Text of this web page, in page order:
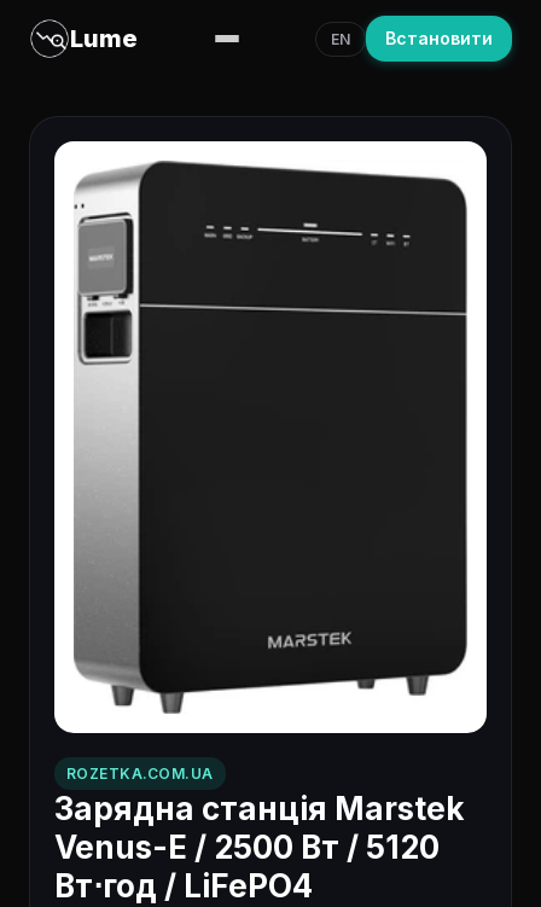
Lume EN Встановити
ROZETKA.COM.UA
Зарядна станція Marstek
Venus-E / 2500 Вт / 5120
Вт⋅год / LiFePO4